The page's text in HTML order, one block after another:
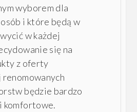
wyborem dla
i które będą w
w każdej
się na
z oferty
będzie bardzo
komfortowe.